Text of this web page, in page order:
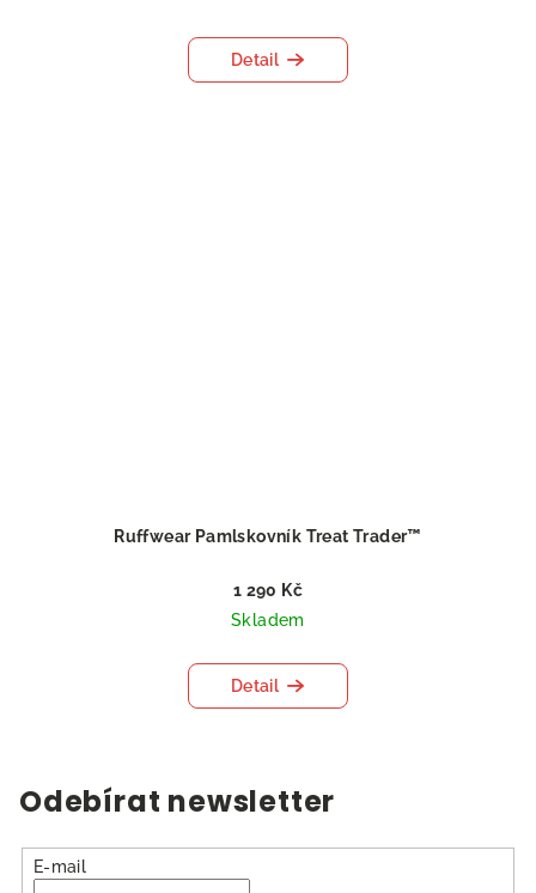
Detail
Ruffwear Pamlskovník Treat Trader™
1 290 Kč
Skladem
Detail
Odebírat newsletter
E-mail